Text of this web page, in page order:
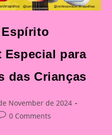
para
das Crianças
November de 2024
0 Comments